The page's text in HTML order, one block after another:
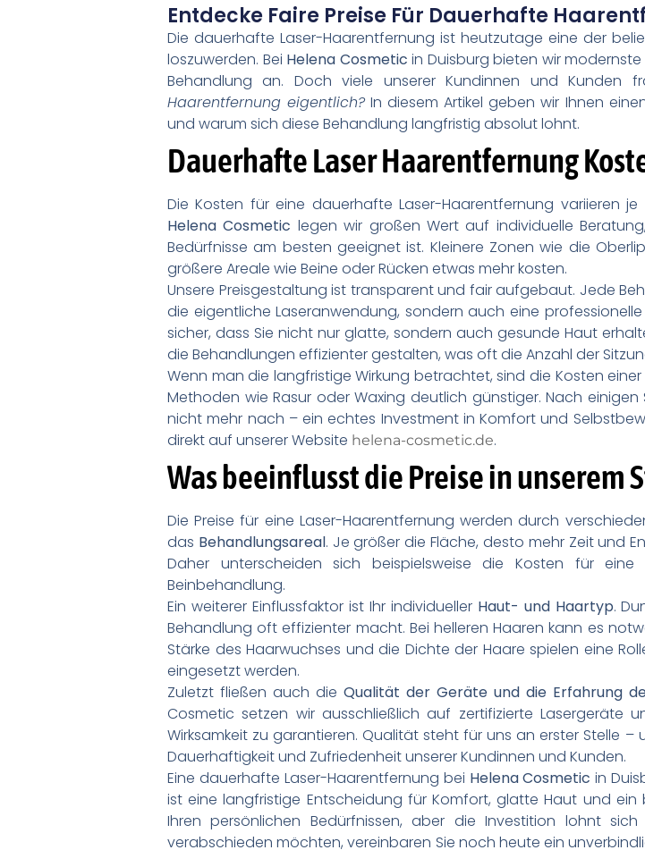
Entdecke Faire Preise Für Dauerhafte
Die dauerhafte Laser-Haarentfernung ist heutzutage eine der
loszuwerden. Bei Helena Cosmetic in Duisburg bieten wir
Behandlung an. Doch viele unserer Kundinnen und Kunden
Haarentfernung eigentlich?In diesem Artikel geben wir Ihnen
und warum sich diese Behandlung langfristig absolut lohnt.
Dauerhafte Laser Haarentfernung
Die Kosten für eine dauerhafte Laser-Haarentfernung variieren
Helena Cosmetic legen wir großen Wert auf individuelle
Bedürfnisse am besten geeignet ist. Kleinere Zonen wie die
größere Areale wie Beine oder Rücken etwas mehr kosten.
Unsere Preisgestaltung ist transparent und fair aufgebaut. Jede
die eigentliche Laseranwendung, sondern auch eine
sicher, dass Sie nicht nur glatte, sondern auch gesunde Haut
die Behandlungen effizienter gestalten, was oft die Anzahl der
Wenn man die langfristige Wirkung betrachtet, sind die Kosten
Methoden wie Rasur oder Waxing deutlich günstiger. Nach
nicht mehr nach – ein echtes Investment in Komfort und
direkt auf unserer Website helena-cosmetic.de.
Was beeinflusst die Preise in unserem
Die Preise für eine Laser-Haarentfernung werden durch
das Behandlungsareal. Je größer die Fläche, desto mehr Zeit und
Daher unterscheiden sich beispielsweise die Kosten für
Beinbehandlung.
Ein weiterer Einflussfaktor ist Ihr individueller Haut- und Haartyp.
Behandlung oft effizienter macht. Bei helleren Haaren kann es
Stärke des Haarwuchses und die Dichte der Haare spielen eine
eingesetzt werden.
Zuletzt fließen auch die Qualität der Geräte und die Erfahrung
Cosmetic setzen wir ausschließlich auf zertifizierte Lasergeräte
Wirksamkeit zu garantieren. Qualität steht für uns an erster Stelle
Dauerhaftigkeit und Zufriedenheit unserer Kundinnen und Kunden.
Eine dauerhafte Laser-Haarentfernung bei Helena Cosmetic in
ist eine langfristige Entscheidung für Komfort, glatte Haut und ein
Ihren persönlichen Bedürfnissen, aber die Investition lohnt
verabschieden möchten, vereinbaren Sie noch heute ein